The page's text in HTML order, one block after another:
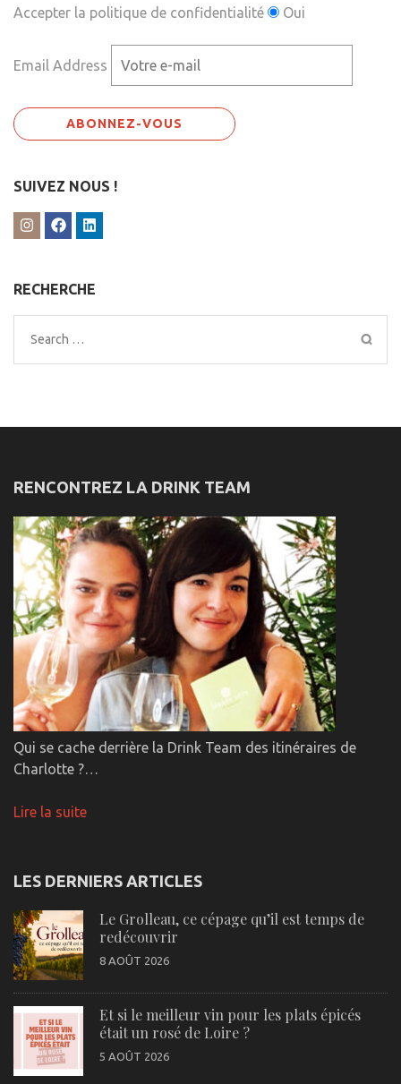
Accepter la politique de confidentialité Oui
Email Address
SUIVEZ NOUS !
RECHERCHE
Search
for:
RENCONTREZ LA DRINK TEAM
Qui se cache derrière la Drink Team des itinéraires de
Charlotte ?…
Lire la suite
LES DERNIERS ARTICLES
Le Grolleau, ce cépage qu’il est temps de
redécouvrir
8 AOÛT 2026
Et si le meilleur vin pour les plats épicés
était un rosé de Loire ?
5 AOÛT 2026